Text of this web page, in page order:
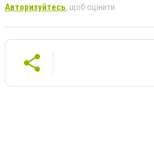
Авторизуйтесь, щоб оцінити